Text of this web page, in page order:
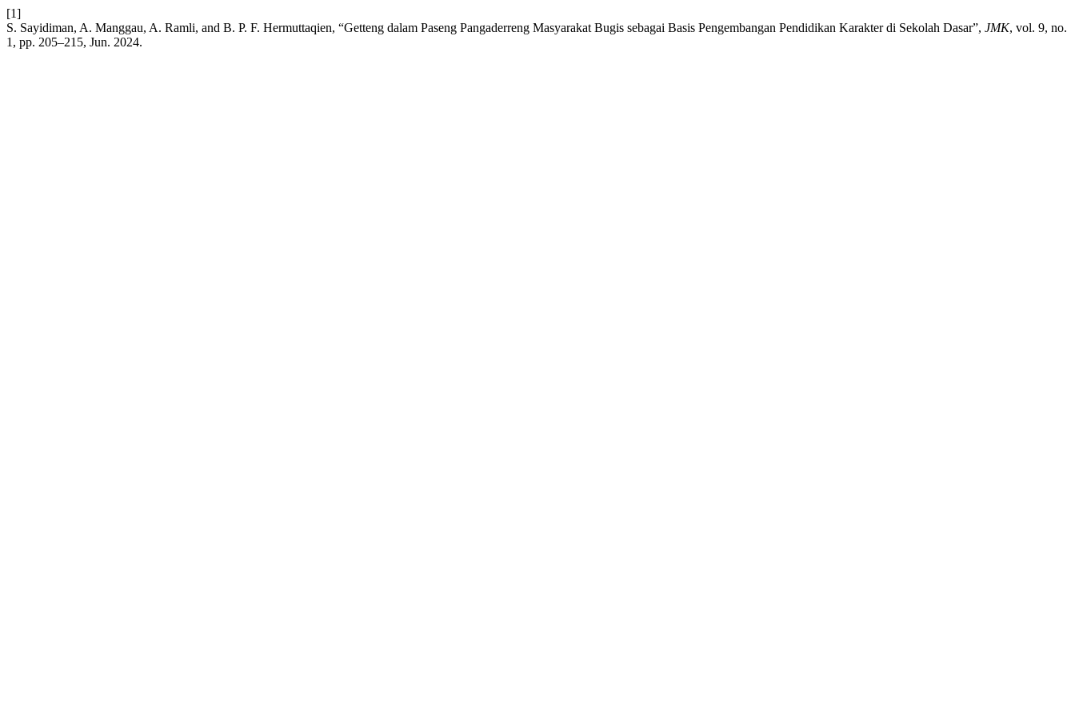
[1]
S. Sayidiman, A. Manggau, A. Ramli, and B. P. F. Hermuttaqien, “Getteng dalam Paseng Pangaderreng Masyarakat Bugis sebagai Basis Pengembangan Pendidikan Karakter di Sekolah Dasar”, JMK, vol. 9, no.
1, pp. 205–215, Jun. 2024.